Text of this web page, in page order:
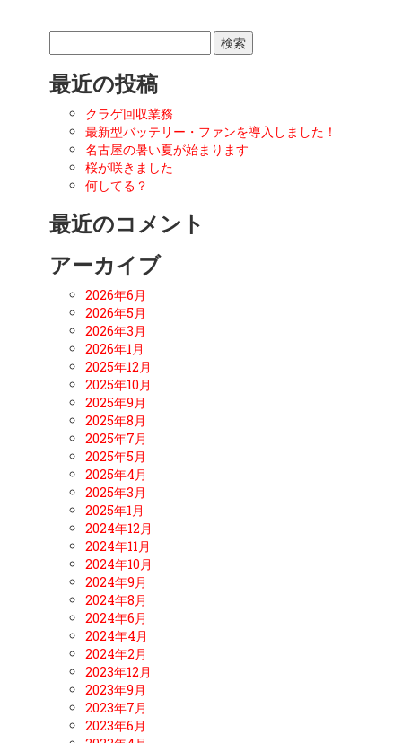
索:
最近の投稿
クラゲ回収業務
最新型バッテリー・ファンを導入しました！
名古屋の暑い夏が始まります
桜が咲きました
何してる？
最近のコメント
アーカイブ
2026年6月
2026年5月
2026年3月
2026年1月
2025年12月
2025年10月
2025年9月
2025年8月
2025年7月
2025年5月
2025年4月
2025年3月
2025年1月
2024年12月
2024年11月
2024年10月
2024年9月
2024年8月
2024年6月
2024年4月
2024年2月
2023年12月
2023年9月
2023年7月
2023年6月